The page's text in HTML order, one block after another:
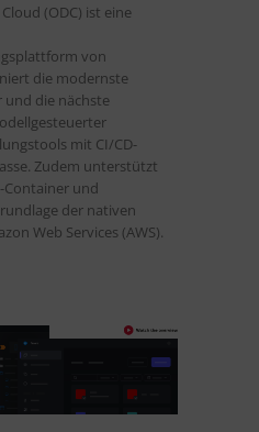
(ODC) ist eine
von
die modernste
die nächste
mit CI/CD-
Zudem unterstützt
Container und
der nativen
Web Services (AWS).